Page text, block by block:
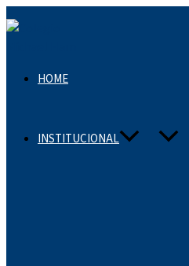
Ir
al
HOME
INSTITUCIONAL